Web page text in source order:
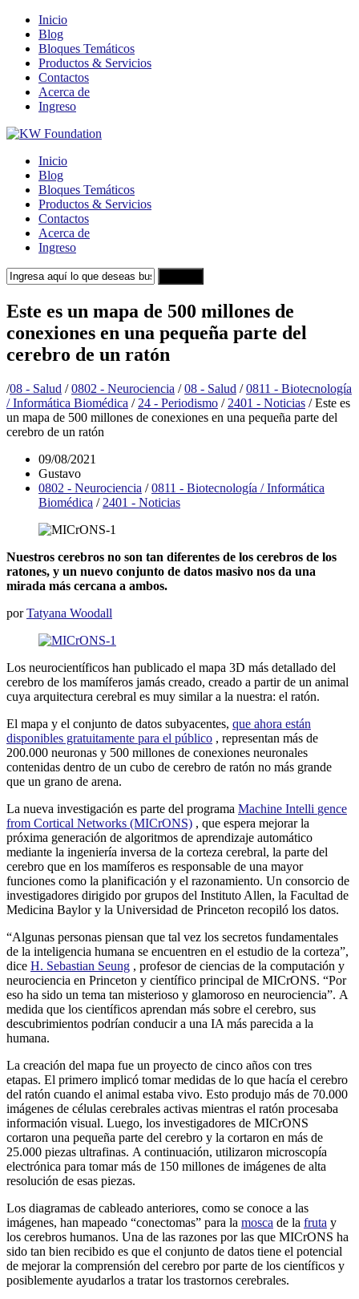
Inicio
Blog
Bloques Temáticos
Productos & Servicios
Contactos
Acerca de
Ingreso
Inicio
Blog
Bloques Temáticos
Productos & Servicios
Contactos
Acerca de
Ingreso
Este es un mapa de 500 millones de
conexiones en una pequeña parte del
cerebro de un ratón
/08 - Salud / 0802 - Neurociencia / 08 - Salud / 0811 - Biotecnología
/ Informática Biomédica / 24 - Periodismo / 2401 - Noticias /Este es
un mapa de 500 millones de conexiones en una pequeña parte del
cerebro de un ratón
09/08/2021
Gustavo
0802 - Neurociencia /0811 - Biotecnología / Informática
Biomédica / 2401 - Noticias
Nuestros cerebros no son tan diferentes de los cerebros de los
ratones, y un nuevo conjunto de datos masivo nos da una
mirada más cercana a ambos.
porTatyana Woodall
Los neurocientíficos han publicado el mapa 3D más detallado del
cerebro de los mamíferos jamás creado, creado a partir de un animal
cuya arquitectura cerebral es muy similar a la nuestra: el ratón.
El mapa y el conjunto de datos subyacentes, que ahora están
disponibles gratuitamente para el público , representan más de
200.000 neuronas y 500 millones de conexiones neuronales
contenidas dentro de un cubo de cerebro de ratón no más grande
que un grano de arena.
La nueva investigación es parte del programa Machine Intelli gence
from Cortical Networks (MICrONS) , que espera mejorar la
próxima generación de algoritmos de aprendizaje automático
mediante la ingeniería inversa de la corteza cerebral, la parte del
cerebro que en los mamíferos es responsable de una mayor
funciones como la planificación y el razonamiento. Un consorcio de
investigadores dirigido por grupos del Instituto Allen, la Facultad de
Medicina Baylor y la Universidad de Princeton recopiló los datos.
“Algunas personas piensan que tal vez los secretos fundamentales
de la inteligencia humana se encuentren en el estudio de la corteza”,
dice H. Sebastian Seung , profesor de ciencias de la computación y
neurociencia en Princeton y científico principal de MICrONS. “Por
eso ha sido un tema tan misterioso y glamoroso en neurociencia”. A
medida que los científicos aprendan más sobre el cerebro, sus
descubrimientos podrían conducir a una IA más parecida a la
humana.
La creación del mapa fue un proyecto de cinco años con tres
etapas. El primero implicó tomar medidas de lo que hacía el cerebro
del ratón cuando el animal estaba vivo. Esto produjo más de 70.000
imágenes de células cerebrales activas mientras el ratón procesaba
información visual. Luego, los investigadores de MICrONS
cortaron una pequeña parte del cerebro y la cortaron en más de
25.000 piezas ultrafinas. A continuación, utilizaron microscopía
electrónica para tomar más de 150 millones de imágenes de alta
resolución de esas piezas.
Los diagramas de cableado anteriores, como se conoce a las
imágenes, han mapeado “conectomas” para la mosca de la fruta y
los cerebros humanos. Una de las razones por las que MICrONS ha
sido tan bien recibido es que el conjunto de datos tiene el potencial
de mejorar la comprensión del cerebro por parte de los científicos y
posiblemente ayudarlos a tratar los trastornos cerebrales.